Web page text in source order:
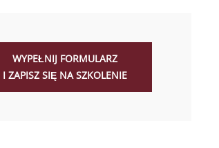
WYPEŁNIJ FORMULARZ
I ZAPISZ SIĘ NA SZKOLENIE